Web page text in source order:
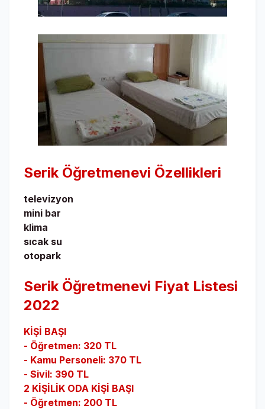
Serik Öğretmenevi Özellikleri
televizyon
mini bar
klima
sıcak su
otopark
Serik Öğretmenevi Fiyat Listesi
2022
KİŞİ BAŞI
- Öğretmen: 320 TL
- Kamu Personeli: 370 TL
- Sivil: 390 TL
2 KİŞİLİK ODA KİŞİ BAŞI
- Öğretmen: 200 TL